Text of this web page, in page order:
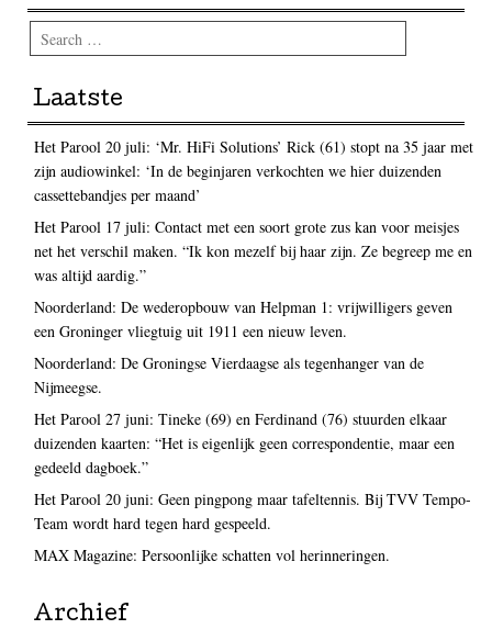
Search
Laatste
Het Parool 20 juli: ‘Mr. HiFi Solutions’ Rick (61) stopt na 35 jaar met
zijn audiowinkel: ‘In de beginjaren verkochten we hier duizenden
cassettebandjes per maand’
Het Parool 17 juli: Contact met een soort grote zus kan voor meisjes
net het verschil maken. “Ik kon mezelf bij haar zijn. Ze begreep me en
was altijd aardig.”
Noorderland: De wederopbouw van Helpman 1: vrijwilligers geven
een Groninger vliegtuig uit 1911 een nieuw leven.
Noorderland: De Groningse Vierdaagse als tegenhanger van de
Nijmeegse.
Het Parool 27 juni: Tineke (69) en Ferdinand (76) stuurden elkaar
duizenden kaarten: “Het is eigenlijk geen correspondentie, maar een
gedeeld dagboek.”
Het Parool 20 juni: Geen pingpong maar tafeltennis. Bij TVV Tempo-
Team wordt hard tegen hard gespeeld.
MAX Magazine: Persoonlijke schatten vol herinneringen.
Archief